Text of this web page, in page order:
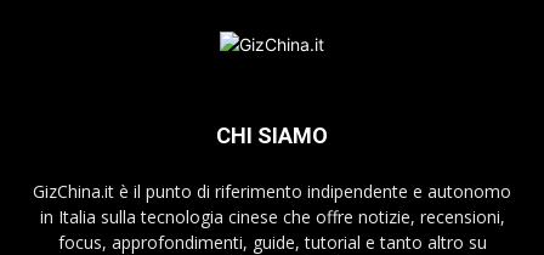
CHI SIAMO
GizChina.it è il punto di riferimento indipendente e autonomo
in Italia sulla tecnologia cinese che offre notizie, recensioni,
focus, approfondimenti, guide, tutorial e tanto altro su